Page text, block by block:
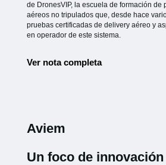
de DronesVIP, la escuela de formación de
aéreos no tripulados que, desde hace
pruebas certificadas de delivery aéreo y
en operador de este sistema.
Ver nota completa
Aviem
Un foco de